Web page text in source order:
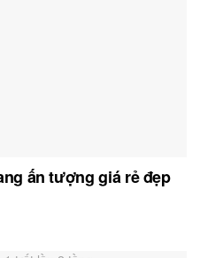
ấn tượng giá rẻ đẹp